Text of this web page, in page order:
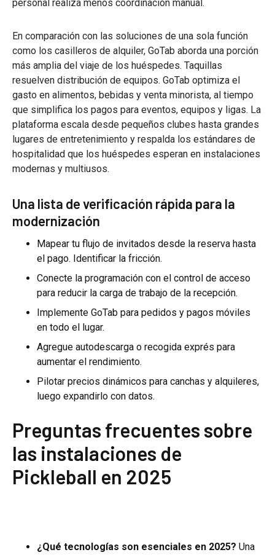
personal realiza menos coordinación manual.
En comparación con las soluciones de una sola función
como los casilleros de alquiler, GoTab aborda una porción
más amplia del viaje de los huéspedes. Taquillas
resuelven distribución de equipos. GoTab optimiza el
gasto en alimentos, bebidas y venta minorista, al tiempo
que simplifica los pagos para eventos, equipos y ligas. La
plataforma escala desde pequeños clubes hasta grandes
lugares de entretenimiento y respalda los estándares de
hospitalidad que los huéspedes esperan en instalaciones
modernas y multiusos.
Una lista de verificación rápida para la
modernización
Mapear tu flujo de invitados desde la reserva hasta
el pago. Identificar la fricción.
Conecte la programación con el control de acceso
para reducir la carga de trabajo de la recepción.
Implemente GoTab para pedidos y pagos móviles
en todo el lugar.
Agregue autodescarga o recogida exprés para
aumentar el rendimiento.
Pilotar precios dinámicos para canchas y alquileres,
luego expandirlo con datos.
Preguntas frecuentes sobre
las instalaciones de
Pickleball en 2025
¿Qué tecnologías son esenciales en 2025? Una